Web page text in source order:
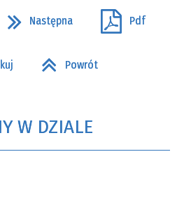
Następna Pdf
Powrót
W DZIALE